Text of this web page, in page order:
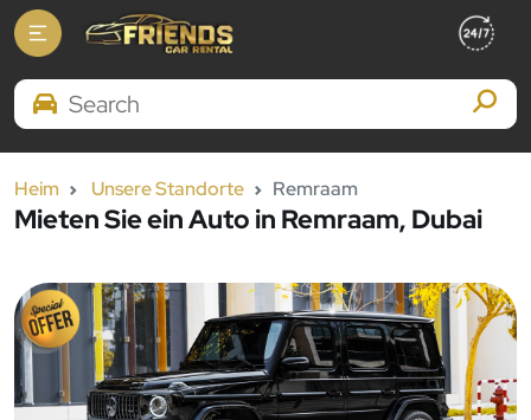
Search Brands
Heim Unsere Standorte Remraam
Mieten Sie ein Auto in Remraam, Dubai